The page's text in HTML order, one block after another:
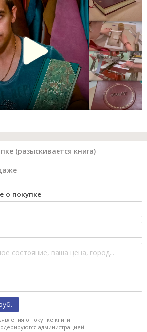
(разыскивается книга)
о покупке
о покупке книги.
администрацией.